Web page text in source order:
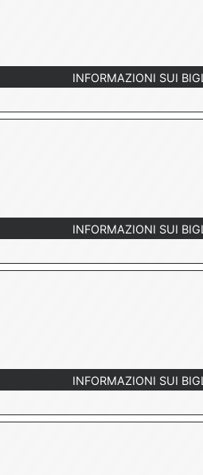
INFORMAZIONI SUI
INFORMAZIONI SUI
INFORMAZIONI SUI